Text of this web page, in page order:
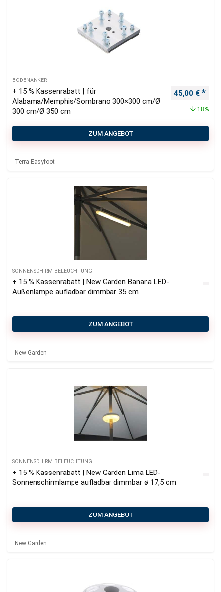
BODENANKER
+ 15 % Kassenrabatt | für
Alabama/Memphis/Sombrano 300×300 cm/Ø
300 cm/Ø 350 cm
45,00 €
18%
ZUM ANGEBOT
Terra Easyfoot
SONNENSCHIRM BELEUCHTUNG
+ 15 % Kassenrabatt | New Garden Banana LED-
Außenlampe aufladbar dimmbar 35 cm
ZUM ANGEBOT
New Garden
SONNENSCHIRM BELEUCHTUNG
+ 15 % Kassenrabatt | New Garden Lima LED-
Sonnenschirmlampe aufladbar dimmbar ø 17,5 cm
ZUM ANGEBOT
New Garden